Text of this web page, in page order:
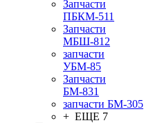
Запчасти
ПБКМ-511
Запчасти
МБШ-812
запчасти
УБМ-85
Запчасти
БМ-831
запчасти БМ-305
+ ЕЩЕ 7